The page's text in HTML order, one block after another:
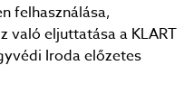
felhasználása,
való eljuttatása a KLART
Iroda előzetes